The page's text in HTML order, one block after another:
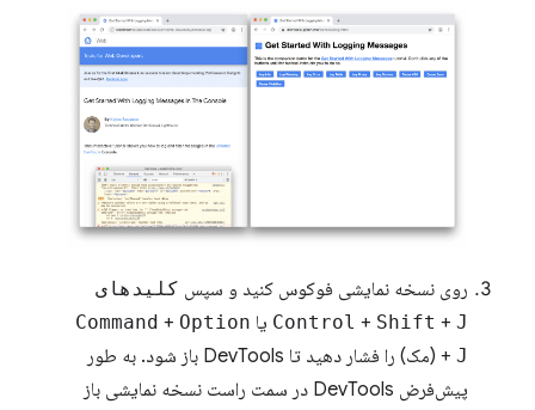
روی نسخه نمایشی فوکوس کنید و سپس کلیدهای
Control + Shift + J یا Command + Option
+ J
(مک) را فشار دهید تا DevTools باز شود. به طور
پیش‌فرض DevTools در سمت راست نسخه نمایشی باز